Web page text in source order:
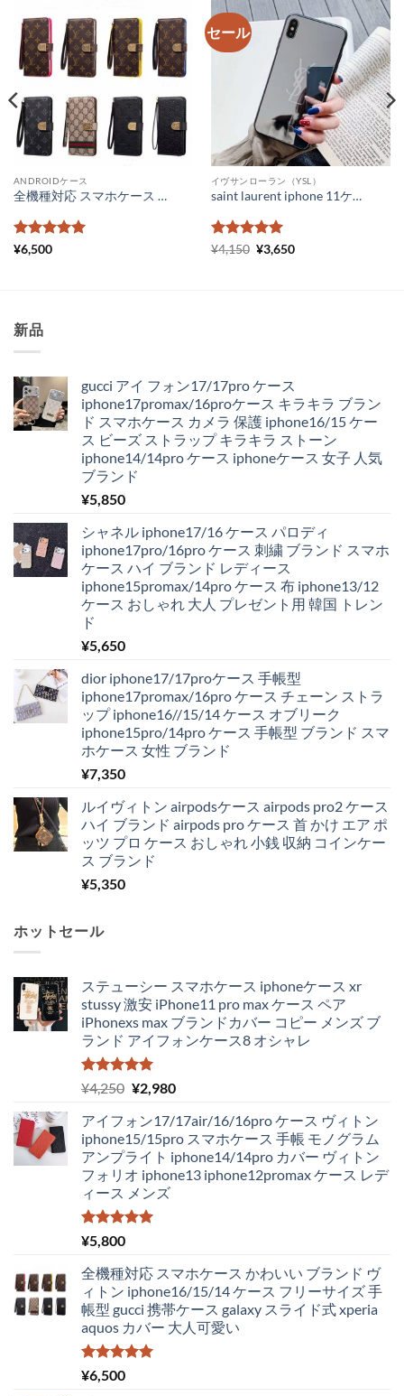
ANDROIDケース
全機種対応 スマホケース かわいい ブランド ヴィトン iphone16/15/14 ケース フリーサイズ 手帳型 gucci 携帯ケース galaxy スライド式 xperia aquos カバー 大人可愛い
5段階中
¥6,500
セール
イヴサンローラン（YSL）
saint laurent iphone 11ケース 鏡面 メンズ ルイヴィトン アイフォンケース11pro ペア LV iPhone11promax xs xr ケース ハイブランド ロゴ 激安 通販
5段階中5の
¥4,150 元
¥3,650現
新品
gucci アイ フォン17/17pro ケース
iphone17promax/16proケース キラキラ ブラン
ド スマホケース カメラ 保護 iphone16/15 ケー
ス ビーズ ストラップ キラキラ ストーン
iphone14/14pro ケース iphoneケース 女子 人気
ブランド
¥5,850
シャネル iphone17/16 ケース パロディ
iphone17pro/16pro ケース 刺繍 ブランド スマホ
ケース ハイ ブランド レディース
iphone15promax/14pro ケース 布 iphone13/12
ケース おしゃれ 大人 プレゼント用 韓国 トレン
ド
¥5,650
dior iphone17/17proケース 手帳型
iphone17promax/16pro ケース チェーン ストラ
ップ iphone16//15/14 ケース オブリーク
iphone15pro/14pro ケース 手帳型 ブランド スマ
ホケース 女性 ブランド
¥7,350
ルイヴィトン airpodsケース airpods pro2 ケース
ハイ ブランド airpods pro ケース 首 かけ エア ポ
ッツ プロ ケース おしゃれ 小銭 収納 コインケー
ス ブランド
¥5,350
ホットセール
ステューシー スマホケース iphoneケース xr
stussy 激安 iPhone11 pro max ケース ペア
iPhonexs max ブランドカバー コピー メンズ ブ
ランド アイフォンケース8 オシャレ
5段階中
5.00
の評価
¥4,250 元
価
格
は
¥4,250
で
し
¥2,980現
の
価
格
は
アイフォン17/17air/16/16pro ケース ヴィトン
iphone15/15pro スマホケース 手帳 モノグラム
アンプライト iphone14/14pro カバー ヴィトン
フォリオ iphone13 iphone12promax ケース レデ
ィース メンズ
5段階中
5.00
¥5,800
全機種対応 スマホケース かわいい ブランド ヴ
ィトン iphone16/15/14 ケース フリーサイズ 手
帳型 gucci 携帯ケース galaxy スライド式 xperia
aquos カバー 大人可愛い
5段階中
5.00
¥6,500